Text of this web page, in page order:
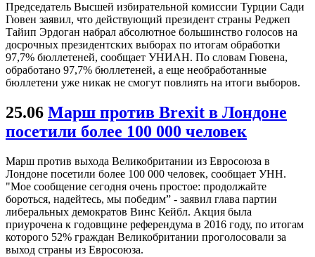
Председатель Высшей избирательной комиссии Турции Сади
Гювен заявил, что действующий президент страны Реджеп
Тайип Эрдоган набрал абсолютное большинство голосов на
досрочных президентских выборах по итогам обработки
97,7% бюллетеней, сообщает УНИАН. По словам Гювена,
обработано 97,7% бюллетеней, а еще необработанные
бюллетени уже никак не смогут повлиять на итоги выборов.
25.06 Марш против Brexit в Лондоне
посетили более 100 000 человек
Марш против выхода Великобритании из Евросоюза в
Лондоне посетили более 100 000 человек, сообщает УНН.
"Мое сообщение сегодня очень простое: продолжайте
бороться, надейтесь, мы победим” - заявил глава партии
либеральных демократов Винс Кейбл. Акция была
приурочена к годовщине референдума в 2016 году, по итогам
которого 52% граждан Великобритании проголосовали за
выход страны из Евросоюза.